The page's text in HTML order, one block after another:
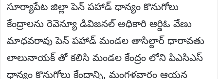
సూర్యాపేట జిల్లా పెన్ పహాడ్ ధాన్యం కొనుగోలు
కేంద్రాలను రెవెన్యూ డివిజనల్ అధికారి ఆర్డిఓ వేణు
మాధవరావు పెన్ పహాడ్ మండల తాసిల్దార్ ధారావతు
లాలునాయక్ తో కలిసి మండల కేంద్రం లోని పిఎసిఎస్
ధాన్యం కొనుగోలు కేంద్రాన్ని, మంగళవారం ఆయన